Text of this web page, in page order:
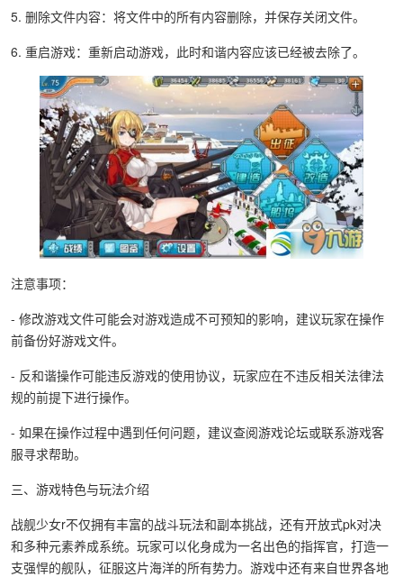
5. 删除文件内容：将文件中的所有内容删除，并保存关闭文件。
6. 重启游戏：重新启动游戏，此时和谐内容应该已经被去除了。
注意事项：
- 修改游戏文件可能会对游戏造成不可预知的影响，建议玩家在操作
前备份好游戏文件。
- 反和谐操作可能违反游戏的使用协议，玩家应在不违反相关法律法
规的前提下进行操作。
- 如果在操作过程中遇到任何问题，建议查阅游戏论坛或联系游戏客
服寻求帮助。
三、游戏特色与玩法介绍
战舰少女r不仅拥有丰富的战斗玩法和副本挑战，还有开放式pk对决
和多种元素养成系统。玩家可以化身成为一名出色的指挥官，打造一
支强悍的舰队，征服这片海洋的所有势力。游戏中还有来自世界各地